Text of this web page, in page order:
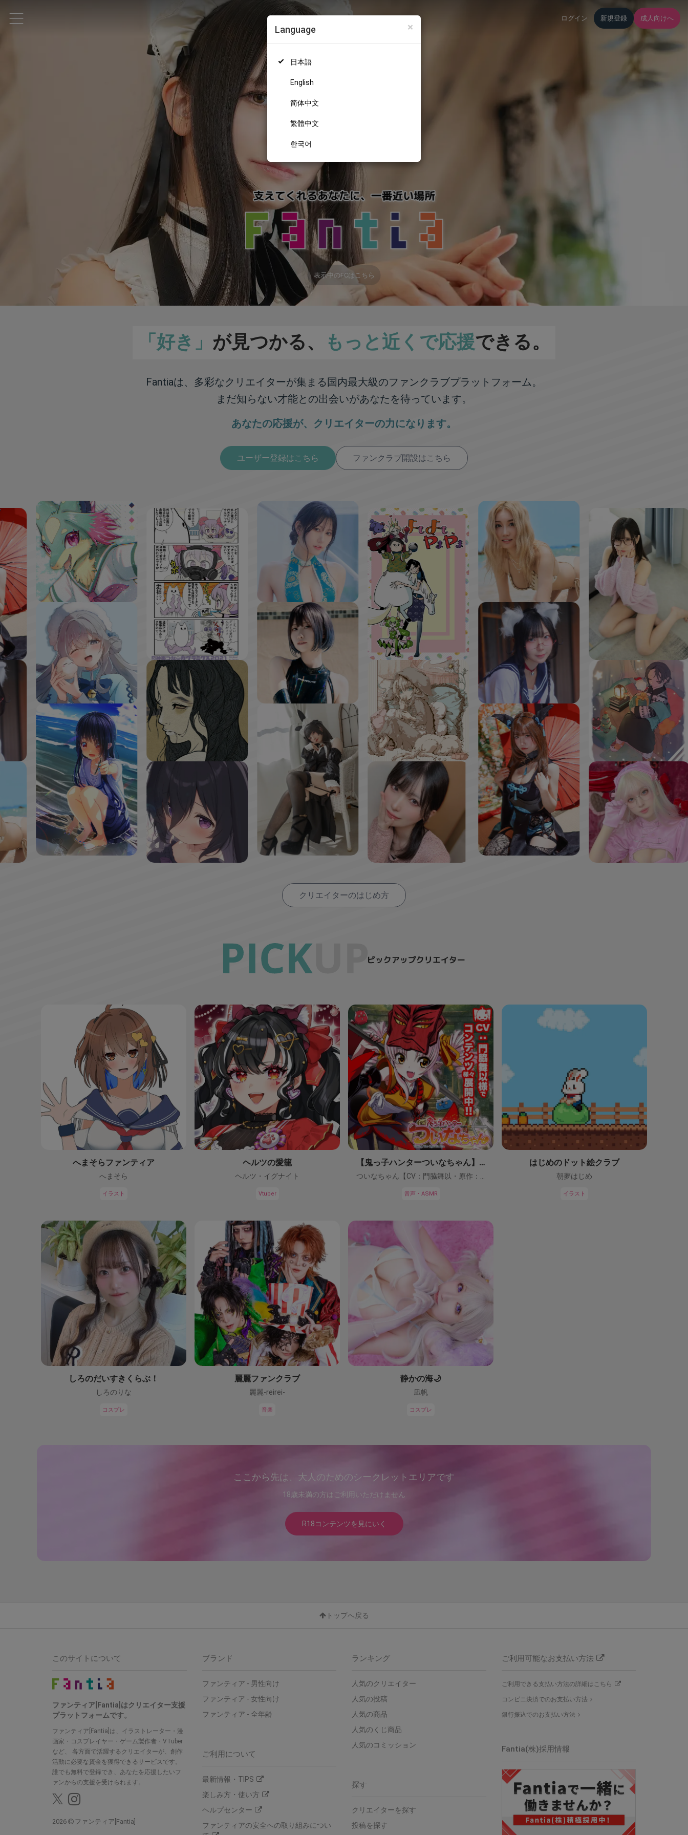
×
Language
日本語
English
简体中文
繁體中文
한국어
ログイン 新規登録 成人向けへ
表示中のFCはこちら
「好き」 が見つかる、 もっと近くで応援できる。
Fantiaは、多彩なクリエイターが集まる国内最大級のファンクラブプラットフォーム。
まだ知らない才能との出会いがあなたを待っています。
あなたの応援が、 クリエイターの力になります。
ユーザー登録はこちら ファンクラブ開設はこちら
クリエイターのはじめ方
へまそらファンティア
へまそら
イラスト
ヘルツの愛籠
ヘルツ・イグナイト
Vtuber
【鬼っ子ハンターついなちゃん】（CV：門脇舞以）プロジェクト！
音声・ASMR
はじめのドット絵クラブ
朝夢はじめ
イラスト
しろのだいすきくらぶ！
しろのりな
コスプレ
麗麗ファンクラブ
麗麗-reirei-
音楽
静かの海🌙
凪帆
コスプレ
ここから先は、大人のためのシークレットエリアです
18歳未満の方はご利用いただけません
R18コンテンツを見にいく
トップへ戻る
ブランド
ファンティア - 男性向け
ファンティア - 女性向け
ファンティア - 全年齢
ご利用について
最新情報・TIPS
楽しみ方・使い方
ヘルプセンター
ファンティアの安全への取り組みについ
ランキング
人気のクリエイター
人気の投稿
人気の商品
人気のくじ商品
人気のコミッション
探す
クリエイターを探す
投稿を探す
ご利用可能なお支払い方法
ご利用できる支払い方法の詳細はこちら
コンビニ決済でのお支払い方法
銀行振込でのお支払い方法
Fantia(株)採用情報
このサイトについて
ファンティア[Fantia]はクリエイター支援
プラットフォームです。
ファンティア[Fantia]は、イラストレーター・漫
画家・コスプレイヤー・ゲーム製作者・VTuber
など、 各方面で活躍するクリエイターが、創作
活動に必要な資金を獲得できるサービスです。
誰でも無料で登録でき、あなたを応援したいフ
ァンからの支援を受けられます。
2026 ファンティア[Fantia]